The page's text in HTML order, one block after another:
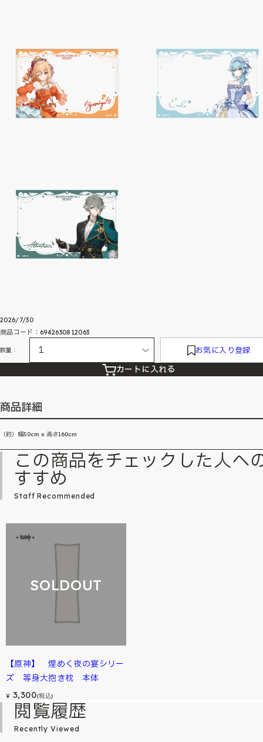
2026/7/30
商品コード：6942630812063
数量： お気に入り登録
カートに入れる
商品詳細
（約）幅50cm x 高さ160cm
この商品をチェックした人へ
すすめ
Staff Recommended
SOLDOUT
【原神】 煌めく夜の宴シリー
ズ 等身大抱き枕 本体
¥ 3,300(税込)
閲覧履歴
Recently Viewed